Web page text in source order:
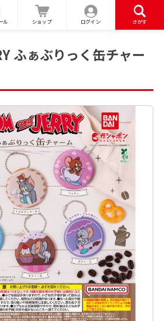
ル ショップ ログイン さがす
ふぁぶりっく缶チャー